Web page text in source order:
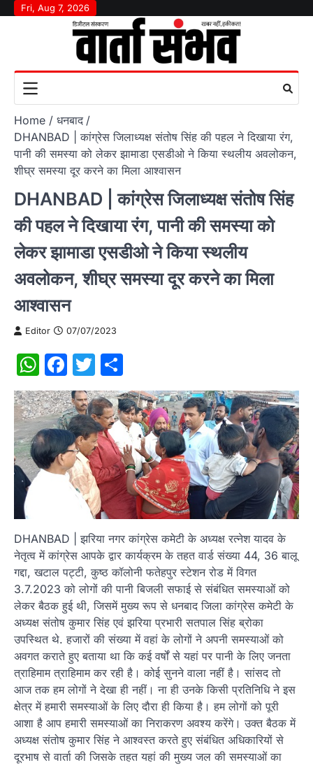
SkipFri, Aug 7, 2026
Home
धनबाद
DHANBAD | कांग्रेस जिलाध्‍यक्ष संतोष सिंह की पहल ने दिखाया रंग,
पानी की समस्या को लेकर झामाडा एसडीओ ने किया स्थलीय अवलोकन,
शीघ्र समस्या दूर करने का मिला आश्वासन
DHANBAD | कांग्रेस जिलाध्‍यक्ष संतोष सिंह
की पहल ने दिखाया रंग, पानी की समस्या को
लेकर झामाडा एसडीओ ने किया स्थलीय
अवलोकन, शीघ्र समस्या दूर करने का मिला
आश्वासन
Editor 07/07/2023
WhatsApp
Facebook
Twitter
DHANBAD | झरिया नगर कांग्रेस कमेटी के अध्यक्ष रत्नेश यादव के
नेतृत्व में कांग्रेस आपके द्वार कार्यक्रम के तहत वार्ड संख्या 44, 36 बालू
गद्दा, खटाल पट्टी, कुष्ठ कॉलोनी फतेहपुर स्टेशन रोड में विगत
3.7.2023 को लोगों की पानी बिजली सफाई से संबंधित समस्याओं को
लेकर बैठक हुई थी, जिसमें मुख्य रूप से धनबाद जिला कांग्रेस कमेटी के
अध्यक्ष संतोष कुमार सिंह एवं झरिया प्रभारी सतपाल सिंह ब्रोका
उपस्थित थे. हजारों की संख्या में वहां के लोगों ने अपनी समस्याओं को
अवगत कराते हुए बताया था कि कई वर्षों से यहां पर पानी के लिए जनता
त्राहिमाम त्राहिमाम कर रही है। कोई सुनने वाला नहीं है। सांसद तो
आज तक हम लोगों ने देखा ही नहीं। ना ही उनके किसी प्रतिनिधि ने इस
क्षेत्र में हमारी समस्याओं के लिए दौरा ही किया है। हम लोगों को पूरी
आशा है आप हमारी समस्याओं का निराकरण अवश्य करेंगे। उक्त बैठक में
अध्यक्ष संतोष कुमार सिंह ने आश्वस्त करते हुए संबंधित अधिकारियों से
दूरभाष से वार्ता की जिसके तहत यहां की मुख्य जल की समस्याओं का